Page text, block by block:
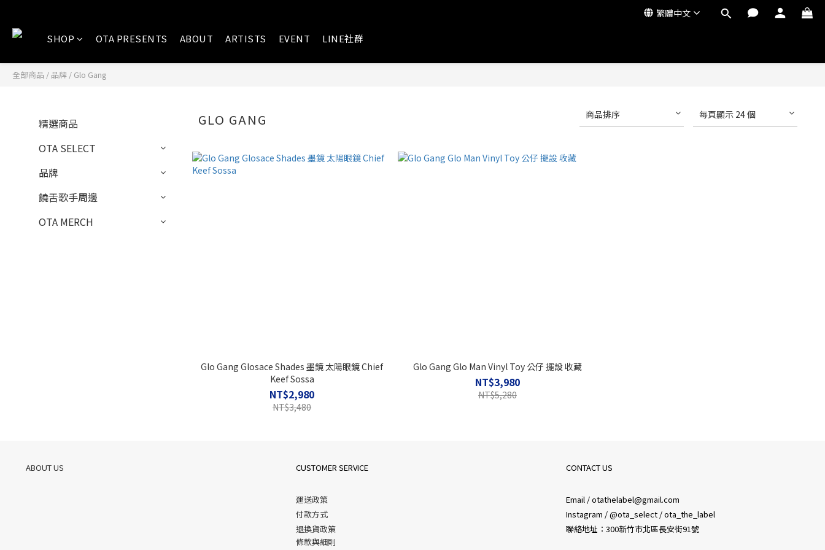
繁體中文
SHOP OTA PRESENTS ABOUT ARTISTS EVENT LINE社群
全部商品 / 品牌 / Glo Gang
精選商品
OTA SELECT
品牌
饒舌歌手周邊
OTA MERCH
GLO GANG 商品排序 每頁顯示 24 個
Glo Gang Glosace Shades 墨鏡 太陽眼鏡 Chief
Keef Sossa
NT$2,980
NT$3,480
Glo Gang Glo Man Vinyl Toy 公仔 擺設 收藏
NT$3,980
NT$5,280
ABOUT US CUSTOMER SERVICE
運送政策
付款方式
退換貨政策
條款與細則
CONTACT US
Email / otathelabel@gmail.com
Instagram / @ota_select / ota_the_label
聯絡地址：300新竹市北區長安街91號